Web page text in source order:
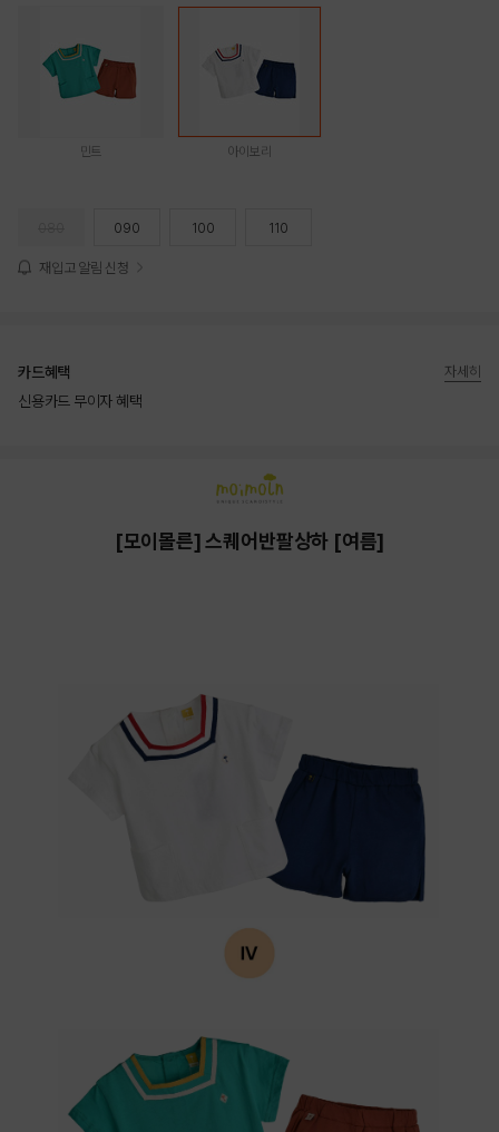
민트 아이보리
090 100 110
재입고 알림 신청
카드혜택
신용카드 무이자 혜택
자세히
[모이몰른] 스퀘어반팔상하 [여름]